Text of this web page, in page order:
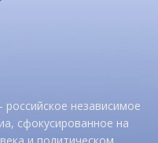
независимое
сфокусированное на